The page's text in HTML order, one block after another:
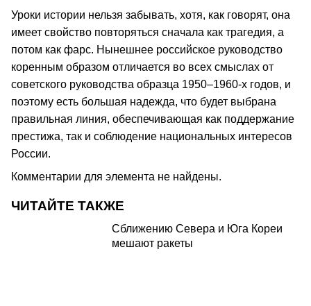
Уроки истории нельзя забывать, хотя, как говорят, она
имеет свойство повторяться сначала как трагедия, а
потом как фарс. Нынешнее российское руководство
коренным образом отличается во всех смыслах от
советского руководства образца 1950–1960-х годов, и
поэтому есть большая надежда, что будет выбрана
правильная линия, обеспечивающая как поддержание
престижа, так и соблюдение национальных интересов
России.
Комментарии для элемента не найдены.
ЧИТАЙТЕ ТАКЖЕ
Сближению Севера и Юга Кореи
мешают ракеты